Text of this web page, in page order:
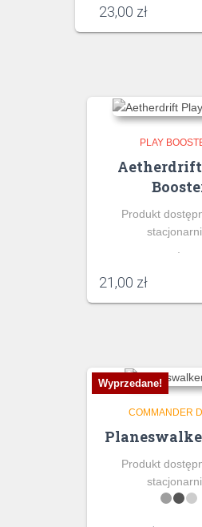
23,00 zł
PLAY
Produkt
21,00 zł
Wyprzedane!
COMMANDER
Produkt